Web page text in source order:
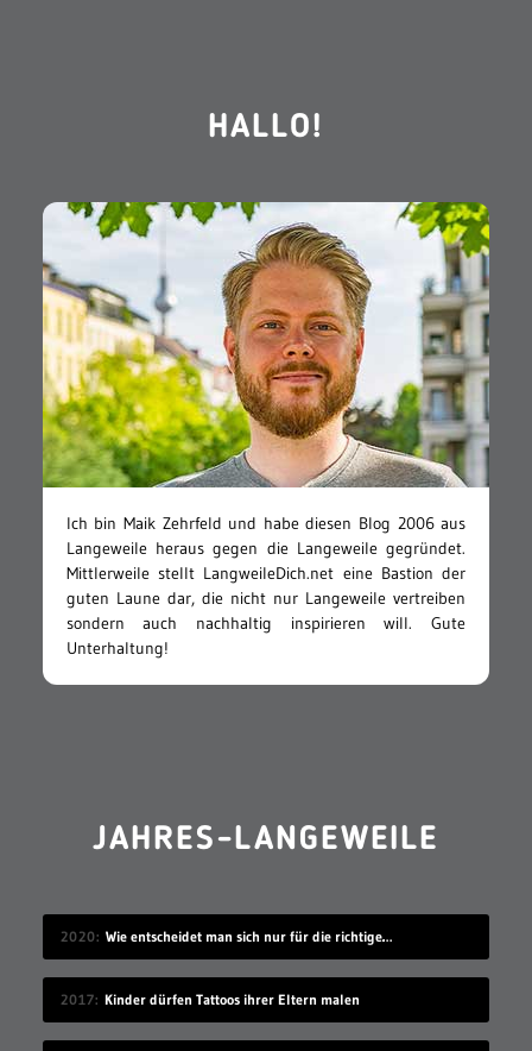
HALLO!
Ich bin Maik Zehrfeld und habe diesen Blog 2006 aus
Langeweile heraus gegen die Langeweile gegründet.
Mittlerweile stellt LangweileDich.net eine Bastion der
guten Laune dar, die nicht nur Langeweile vertreiben
sondern auch nachhaltig inspirieren will. Gute
Unterhaltung!
JAHRES-LANGEWEILE
2020 Wie entscheidet man sich nur für die richtige Idee?
2017 Kinder dürfen Tattoos ihrer Eltern malen